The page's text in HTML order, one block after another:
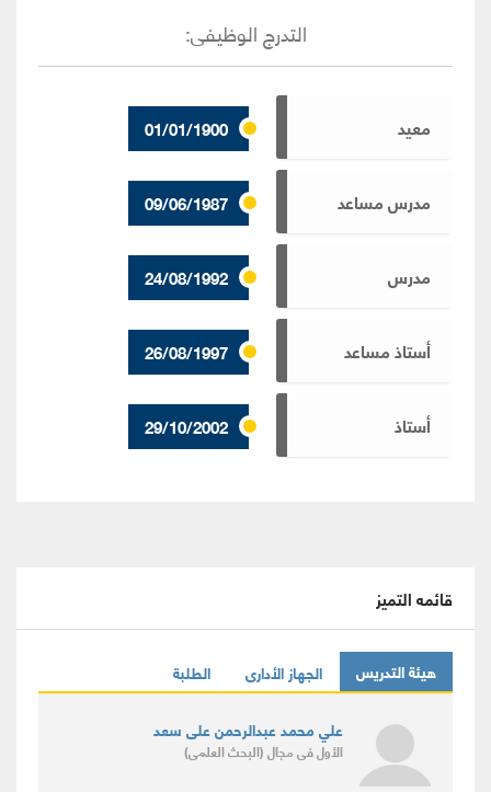
التدرج الوظيفى:
01/01/1900 معيد
09/06/1987 مدرس مساعد
24/08/1992 مدرس
26/08/1997 أستاذ مساعد
29/10/2002 أستاذ
قائمه التميز
هيئة التدريس الجهاز الأدارى الطلبة
علي محمد عبدالرحمن على سعد
الأولفى مجال(البحث العلمى)